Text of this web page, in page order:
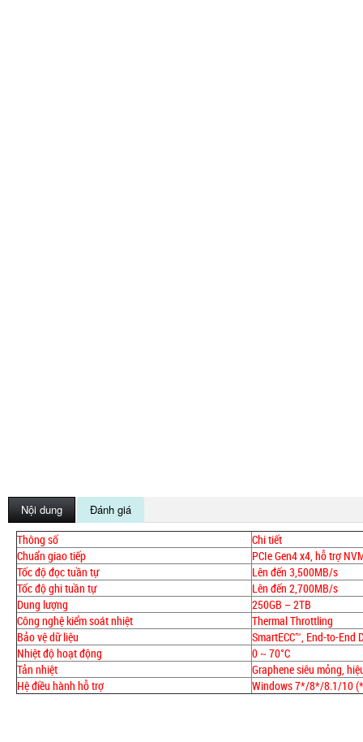
Nội dung
Đánh giá
Thông số
Chi tiết
Chuẩn giao tiếp
PCIe Gen4 x4, hỗ trợ
Tốc độ đọc tuần tự
Lên đến 3,500MB/s
Tốc độ ghi tuần tự
Lên đến 2,700MB/s
Dung lượng
250GB – 2TB
Công nghệ kiểm soát nhiệt
Thermal Throttling
Bảo vệ dữ liệu
SmartECC™, End-to-
Nhiệt độ hoạt động
0 ~ 70°C
Tản nhiệt
Graphene siêu mỏng,
Hệ điều hành hỗ trợ
Windows 7*/8*/8.1/10